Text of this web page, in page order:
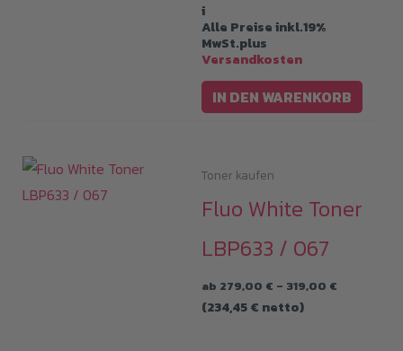
i
Alle Preise inkl.19%
MwSt.plus
Versandkosten
IN DEN WARENKORB
Toner kaufen
Fluo White Toner
LBP633 / 067
ab 279,00 € – 319,00 €
(234,45€ netto)